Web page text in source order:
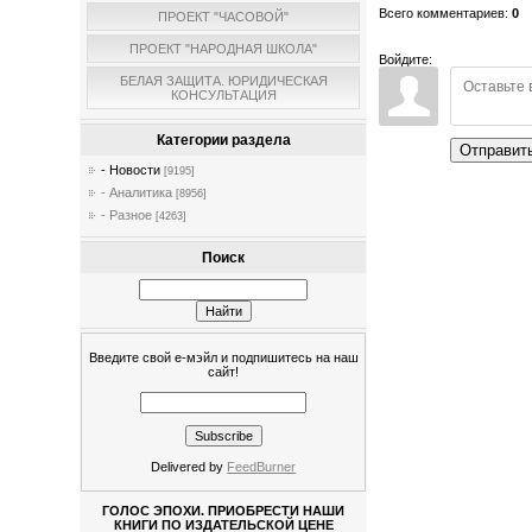
ПРОЕКТ "ЧАСОВОЙ"
ПРОЕКТ "НАРОДНАЯ ШКОЛА"
БЕЛАЯ ЗАЩИТА. ЮРИДИЧЕСКАЯ
КОНСУЛЬТАЦИЯ
Категории раздела
- Новости [9195]
- Аналитика [8956]
- Разное [4263]
Поиск
Введите свой е-мэйл и подпишитесь на наш
сайт!
Delivered by FeedBurner
ГОЛОС ЭПОХИ. ПРИОБРЕСТИ НАШИ
КНИГИ ПО ИЗДАТЕЛЬСКОЙ ЦЕНЕ
Всего комментариев:0
Войдите: